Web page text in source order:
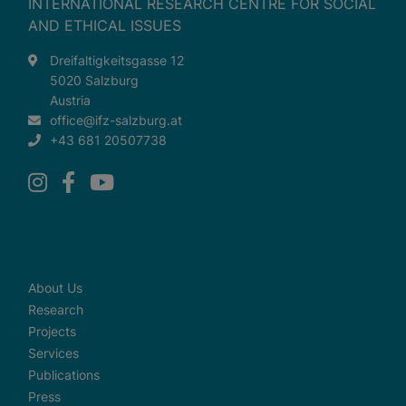
INTERNATIONAL RESEARCH CENTRE FOR SOCIAL
AND ETHICAL ISSUES
Dreifaltigkeitsgasse 12
5020 Salzburg
Austria
office@ifz-salzburg.at
+43 681 20507738
About Us
Research
Projects
Services
Publications
Press
Wenn Cookies von externen Medien akzeptiert werden,
bedarf der Zugriff auf externe Inhalte keiner manuellen
Google Maps
Eingebettete Inhalte